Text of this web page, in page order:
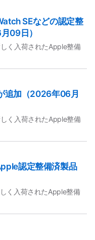
SEなどの認定整
09日）
く入荷されたApple整備
追加（2026年06月
く入荷されたApple整備
認定整備済製品
く入荷されたApple整備